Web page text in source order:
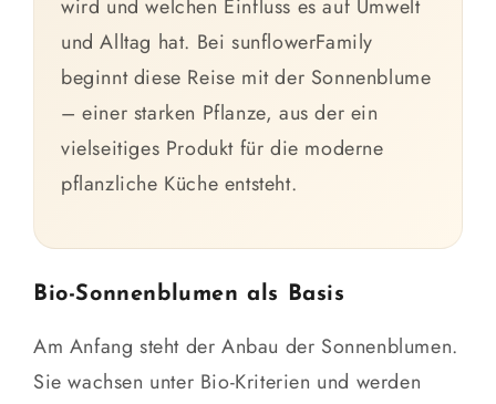
wird und welchen Einfluss es auf Umwelt
und Alltag hat. Bei sunflowerFamily
beginnt diese Reise mit der Sonnenblume
– einer starken Pflanze, aus der ein
vielseitiges Produkt für die moderne
pflanzliche Küche entsteht.
Bio-Sonnenblumen als Basis
Am Anfang steht der Anbau der Sonnenblumen.
Sie wachsen unter Bio-Kriterien und werden